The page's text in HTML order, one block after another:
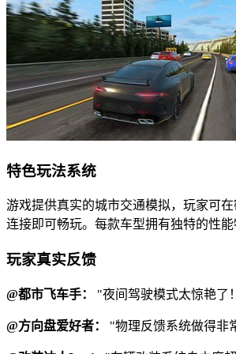
特色玩法系统
游戏提供真实的城市交通模拟，玩家可
连接即可畅玩。每款车型拥有独特的性
玩家真实反馈
@都市飞车手： "夜间驾驶模式太惊艳了
@方向盘爱好者： "物理反馈系统做得非